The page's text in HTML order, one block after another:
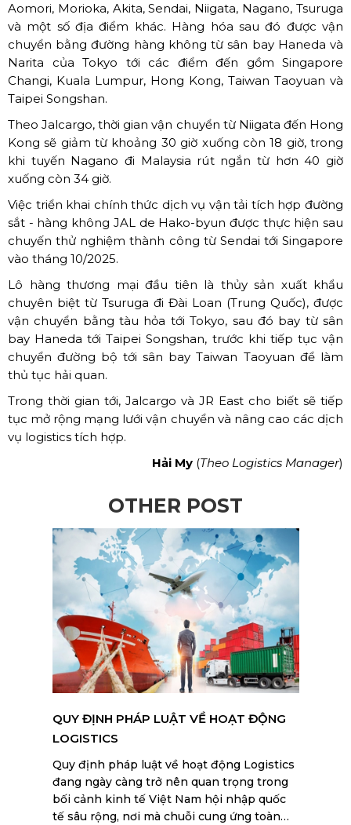
Aomori, Morioka, Akita, Sendai, Niigata, Nagano, Tsuruga
và một số địa điểm khác. Hàng hóa sau đó được vận
chuyển bằng đường hàng không từ sân bay Haneda và
Narita của Tokyo tới các điểm đến gồm Singapore
Changi, Kuala Lumpur, Hong Kong, Taiwan Taoyuan và
Taipei Songshan.
Theo Jalcargo, thời gian vận chuyển từ Niigata đến Hong
Kong sẽ giảm từ khoảng 30 giờ xuống còn 18 giờ, trong
khi tuyến Nagano đi Malaysia rút ngắn từ hơn 40 giờ
xuống còn 34 giờ.
Việc triển khai chính thức dịch vụ vận tải tích hợp đường
sắt - hàng không JAL de Hako-byun được thực hiện sau
chuyến thử nghiệm thành công từ Sendai tới Singapore
vào tháng 10/2025.
Lô hàng thương mại đầu tiên là thủy sản xuất khẩu
chuyên biệt từ Tsuruga đi Đài Loan (Trung Quốc), được
vận chuyển bằng tàu hỏa tới Tokyo, sau đó bay từ sân
bay Haneda tới Taipei Songshan, trước khi tiếp tục vận
chuyển đường bộ tới sân bay Taiwan Taoyuan để làm
thủ tục hải quan.
Trong thời gian tới, Jalcargo và JR East cho biết sẽ tiếp
tục mở rộng mạng lưới vận chuyển và nâng cao các dịch
vụ logistics tích hợp.
Hải My (Theo Logistics Manager)
OTHER POST
QUY ĐỊNH PHÁP LUẬT VỀ HOẠT ĐỘNG
LOGISTICS
Quy định pháp luật về hoạt động Logistics
đang ngày càng trở nên quan trọng trong
bối cảnh kinh tế Việt Nam hội nhập quốc
tế sâu rộng, nơi mà chuỗi cung ứng toàn